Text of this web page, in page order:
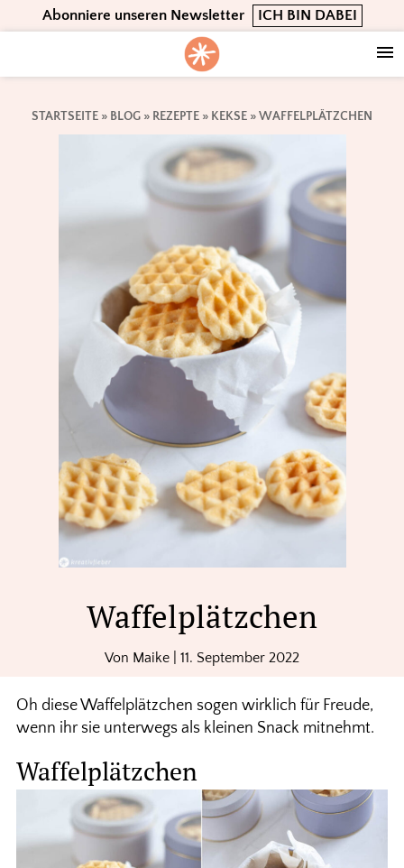
to
navigation
to
content
to
Abonniere unseren Newsletter ICH BIN DABEI
STARTSEITE » BLOG » REZEPTE » KEKSE »WAFFELPLÄTZCHEN
Waffelplätzchen
Von Maike 11. September 2022
Oh diese Waffelplätzchen sogen wirklich für Freude,
wenn ihr sie unterwegs als kleinen Snack mitnehmt.
Waffelplätzchen